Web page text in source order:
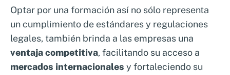
Optar por una formación así no sólo representa
un cumplimiento de estándares y regulaciones
legales, también brinda a las empresas una
ventaja competitiva, facilitando su acceso a
mercados internacionales y fortaleciendo su